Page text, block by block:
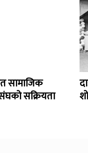
सामाजिक
सक्रियता